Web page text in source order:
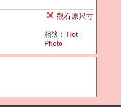
觀看原尺寸
相簿： Hot-
Photo